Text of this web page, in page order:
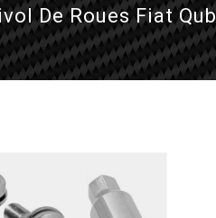
De Roues Fiat